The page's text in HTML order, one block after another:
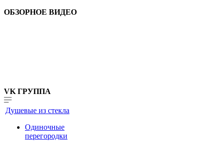
ОБЗОРНОЕ ВИДЕО
VK ГРУППА
Душевые из стекла
Одиночные
перегородки